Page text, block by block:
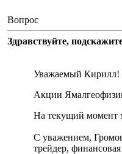
Вопрос
Здравствуйте,
Уважаемый Кирилл!
Акции
На текущий момент
С уважением,
трейдер,